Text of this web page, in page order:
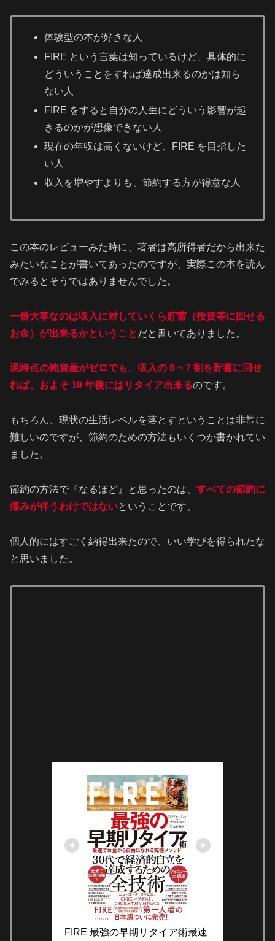
体験型の本が好きな人
FIRE という言葉は知っているけど、具体的に
どういうことをすれば達成出来るのかは知ら
ない人
FIRE をすると自分の人生にどういう影響が起
きるのかが想像できない人
現在の年収は高くないけど、FIRE を目指した
い人
収入を増やすよりも、節約する方が得意な人
この本のレビューみた時に、著者は高所得者だから出来た
みたいなことが書いてあったのですが、実際この本を読ん
でみるとそうではありませんでした。
一番大事なのは収入に対していくら貯蓄（投資等に回せる
お金）が出来るかということだと書いてありました。
現時点の純資産がゼロでも、収入の 6 ~ 7 割を貯蓄に回せ
れば、およそ 10 年後にはリタイア出来るのです。
もちろん、現状の生活レベルを落とすということは非常に
難しいのですが、節約のための方法もいくつか書かれてい
ました。
節約の方法で『なるほど』と思ったのは、 すべての節約に
痛みが伴うわけではないということです。
個人的にはすごく納得出来たので、いい学びを得られたな
と思いました。
FIRE 最強の早期リタイア術最速